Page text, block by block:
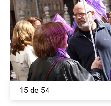
15 de 54